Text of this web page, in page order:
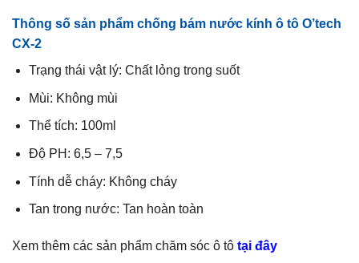
Thông số sản phẩm chống bám nước kính ô tô O’tech
CX-2
Trạng thái vật lý: Chất lỏng trong suốt
Mùi: Không mùi
Thể tích: 100ml
Độ PH: 6,5 – 7,5
Tính dễ cháy: Không cháy
Tan trong nước: Tan hoàn toàn
Xem thêm các sản phẩm chăm sóc ô tô tại đây